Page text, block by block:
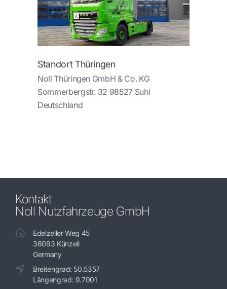
Standort Thüringen
Noll Thüringen GmbH & Co. KG
Sommerbergstr. 32 98527 Suhl
Deutschland
Kontakt
Noll Nutzfahrzeuge GmbH
Edelzeller Weg 45
36093 Künzell
Germany
Breitengrad: 50.5357
Längengrad: 9.7001